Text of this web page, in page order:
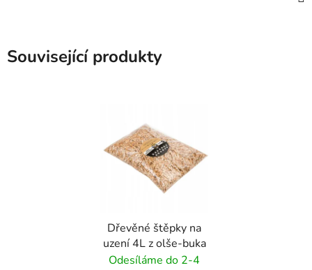
Související produkty
Dřevěné štěpky na
uzení 4L z olše-buka
Odesíláme do 2-4